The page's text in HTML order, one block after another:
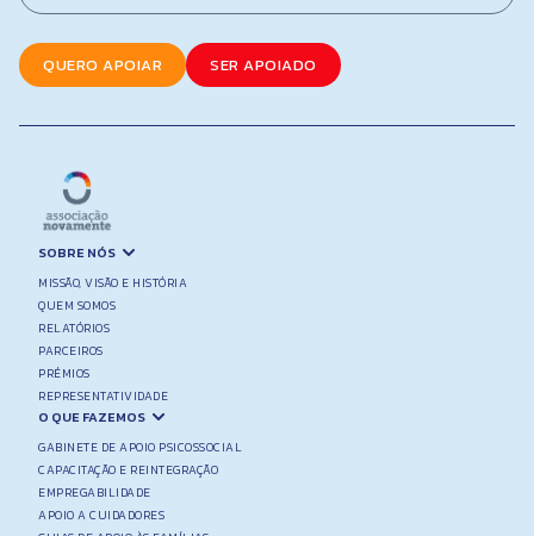
N
m
e QUERO APOIAR SER APOIADO
SOBRE NÓS
MISSÃO, VISÃO E HISTÓRIA
QUEM SOMOS
RELATÓRIOS
PARCEIROS
PRÉMIOS
REPRESENTATIVIDADE
O QUE FAZEMOS
GABINETE DE APOIO PSICOSSOCIAL
CAPACITAÇÃO E REINTEGRAÇÃO
EMPREGABILIDADE
APOIO A CUIDADORES